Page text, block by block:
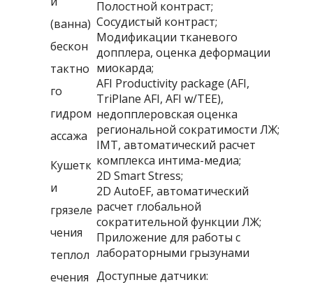
(ванна)
бескон
тактно
го
гидром
ассажа
Кушетк
и
грязеле
чения
теплол
ечения
Полостной контраст;
Сосудистый контраст;
Модификации тканевого
допплера, оценка деформации
миокарда;
AFI Productivity package (AFI,
TriPlane AFI, AFI w/TEE),
недопплеровская оценка
региональной сократимости ЛЖ;
IMT, автоматический расчет
комплекса интима-медиа;
2D Smart Stress;
2D AutoEF, автоматический
расчет глобальной
сократительной функции ЛЖ;
Приложение для работы с
лабораторными грызунами
Доступные датчики: